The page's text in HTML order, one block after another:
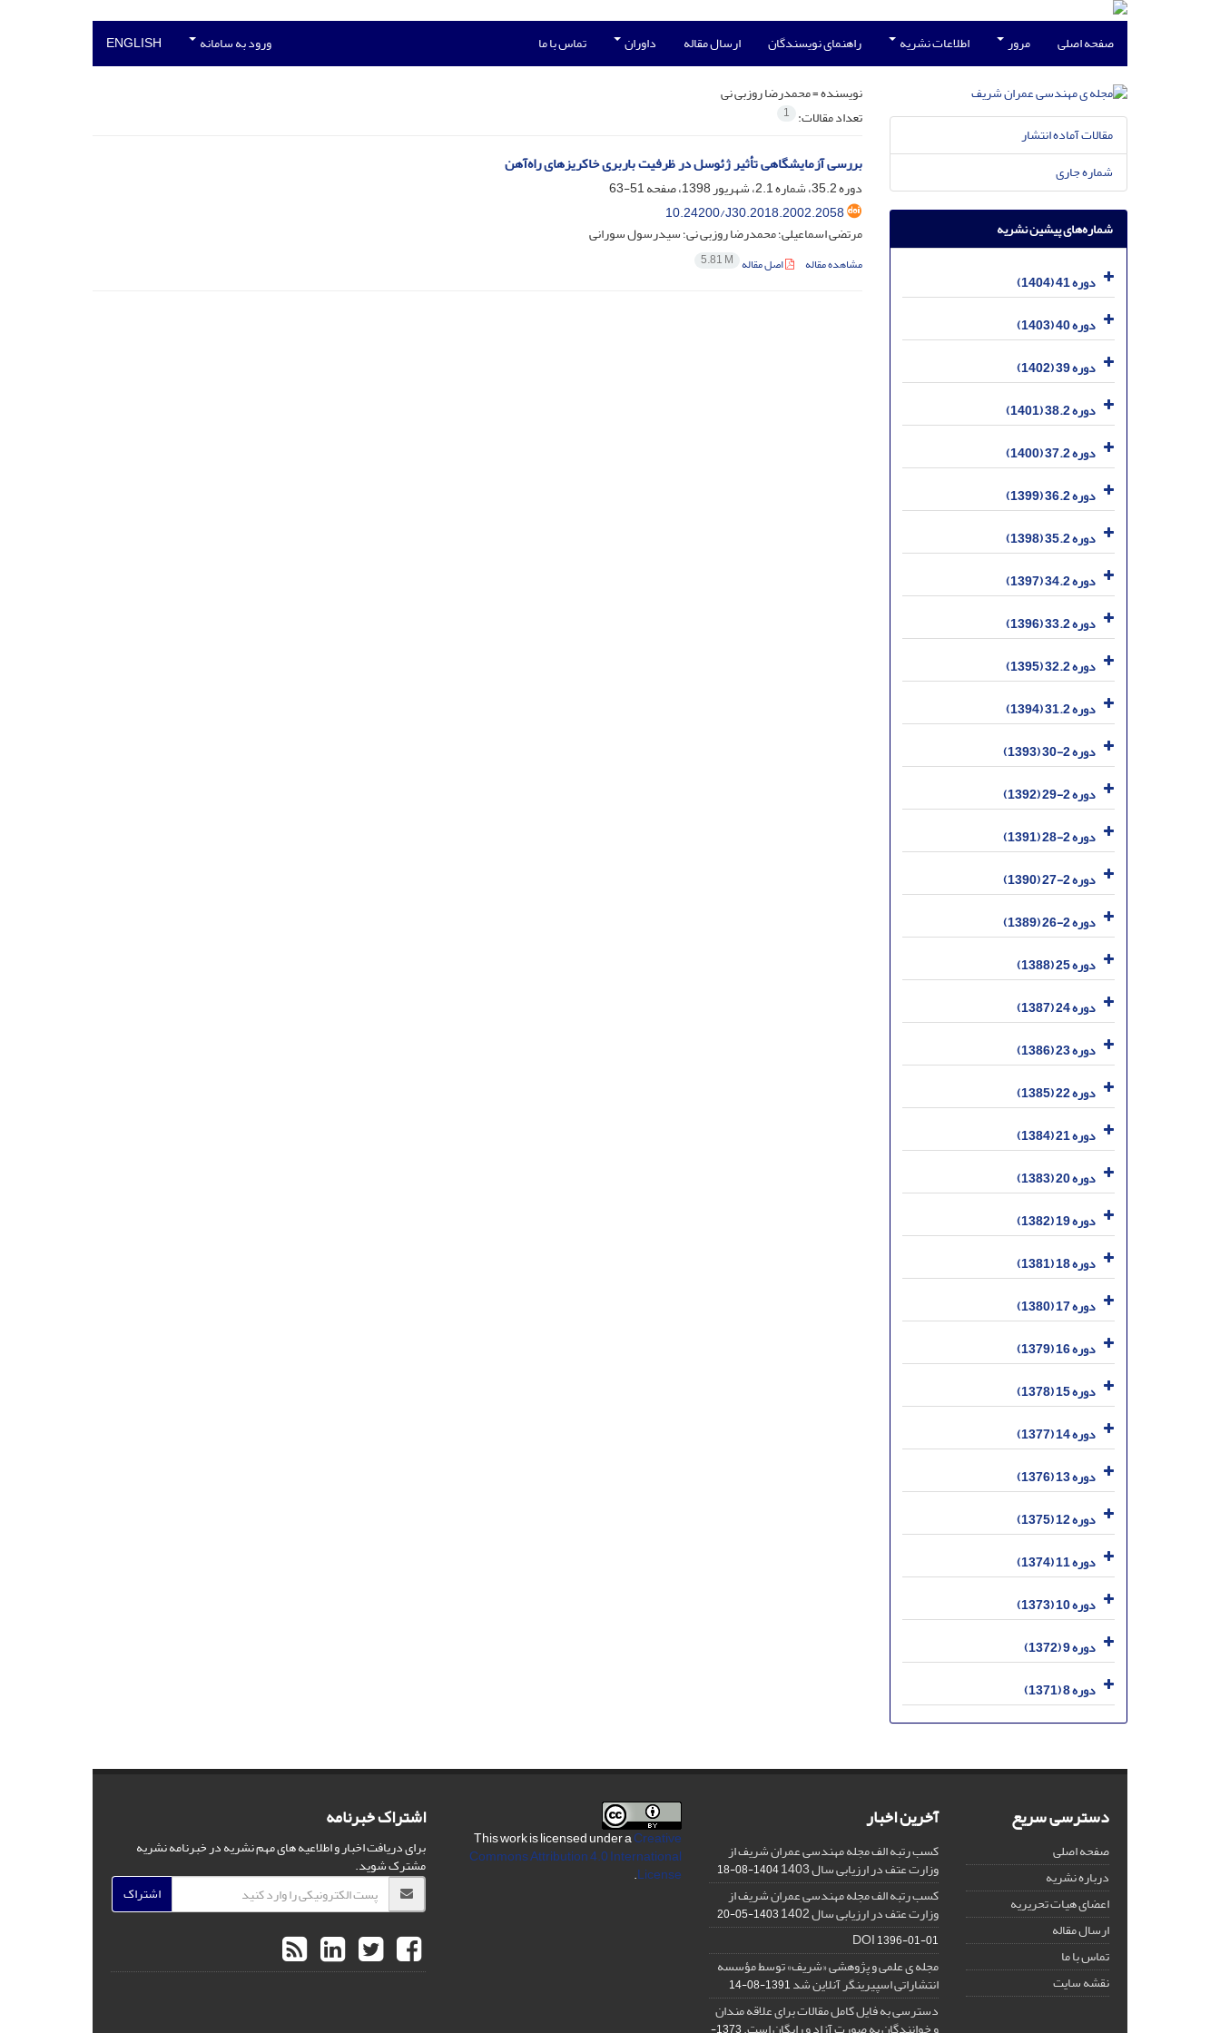
صفحه اصلی مرور اطلاعات نشریه راهنمای نویسندگان ارسال مقاله داوران تماس با ما ورود به سامانه ENGLISH
نویسنده =محمدرضا روزبی نی
تعداد مقالات: 1
بررسی آزمایشگاهی تأثیر ژئوسل در ظرفیت باربری خاکریزهای راه‌آهن
دوره 35.2، شماره 2.1، شهریور 1398، صفحه
51-63
10.24200/J30.2018.2002.2058
مرتضی اسماعیلی؛ محمدرضا روزبی نی؛ سیدرسول سورانی
مشاهده مقاله اصل مقاله 5.81 M
مقالات آماده انتشار
شماره جاری
شماره‌های پیشین نشریه
دوره 41 (1404)
دوره 40 (1403)
دوره 39 (1402)
دوره 38.2 (1401)
دوره 37.2 (1400)
دوره 36.2 (1399)
دوره 35.2 (1398)
دوره 34.2 (1397)
دوره 33.2 (1396)
دوره 32.2 (1395)
دوره 31.2 (1394)
دوره 2-30 (1393)
دوره 2-29 (1392)
دوره 2-28 (1391)
دوره 2-27 (1390)
دوره 2-26 (1389)
دوره 25 (1388)
دوره 24 (1387)
دوره 23 (1386)
دوره 22 (1385)
دوره 21 (1384)
دوره 20 (1383)
دوره 19 (1382)
دوره 18 (1381)
دوره 17 (1380)
دوره 16 (1379)
دوره 15 (1378)
دوره 14 (1377)
دوره 13 (1376)
دوره 12 (1375)
دوره 11 (1374)
دوره 10 (1373)
دوره 9 (1372)
دوره 8 (1371)
دسترسی سریع
صفحه اصلی
درباره نشریه
اعضای هیات تحریریه
ارسال مقاله
تماس با ما
نقشه سایت
آخرین اخبار
کسب رتبه الف مجله مهندسی عمران شریف از
وزارت عتف در ارزیابی سال 1403 1404-08-18
کسب رتبه الف مجله مهندسی عمران شریف از
وزارت عتف در ارزیابی سال 1402 1403-05-20
DOI1396-01-01
مجله ی علمی و پژوهشی «شریف» توسط مؤسسه
انتشاراتی اسپیرینگر آنلاین شد1391-08-14
دسترسی به فایل کامل مقالات برای علاقه مندان
This work is licensed under aCreative
Commons Attribution 4.0 International
License
.
اشتراک خبرنامه
برای دریافت اخبار و اطلاعیه های مهم نشریه در خبرنامه نشریه
مشترک شوید.
اشتراک